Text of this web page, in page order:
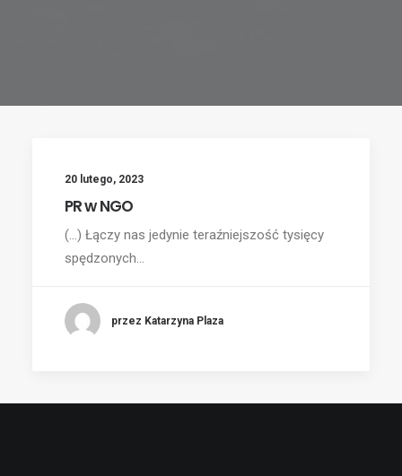
20 lutego, 2023
PR w NGO
(...) Łączy nas jedynie teraźniejszość tysięcy
spędzonych…
przez Katarzyna Plaza